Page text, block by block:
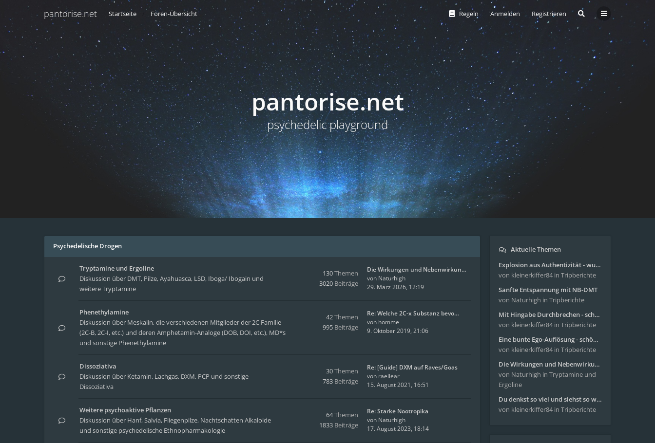
pantorise.net Regeln Anmelden Registrieren
Startseite Foren-Übersicht
pantorise.net
psychedelic playground
Psychedelische Drogen
Tryptamine und Ergoline
Diskussion über DMT, Pilze, Ayahuasca, LSD, Iboga/ Ibogain und
weitere Tryptamine
130Themen
3020 Beiträge
Die Wirkungen und Nebenwirkun…
von Naturhigh
29. März 2026, 12:19
Phenethylamine
Diskussion über Meskalin, die verschiedenen Mitglieder der 2C Familie
(2C-B, 2C-I, etc.) und deren Amphetamin-Analoge (DOB, DOI, etc.), MD*s
und sonstige Phenethylamine
42Themen
995 Beiträge
Re: Welche 2C-x Substanz bevo…
von homme
9. Oktober 2019, 21:06
Dissoziativa
Diskussion über Ketamin, Lachgas, DXM, PCP und sonstige
Dissoziativa
30Themen
783 Beiträge
Re: [Guide] DXM auf Raves/Goas
von raellear
15. August 2021, 16:51
Weitere psychoaktive Pflanzen
Diskussion über Hanf, Salvia, Fliegenpilze, Nachtschatten Alkaloide
und sonstige psychedelische Ethnopharmakologie
64Themen
1833 Beiträge
Re: Starke Nootropika
von Naturhigh
17. August 2023, 18:14
Aktuelle Themen
Explosion aus Authentizität - wunderbare Reise mit 4g Pilze
von kleinerkiffer84 in Tripberichte
Sanfte Entspannung mit NB-DMT
von Naturhigh in Tripberichte
Mit Hingabe Durchbrechen - schöne Reise mit 4g Pilze
von kleinerkiffer84 in Tripberichte
Eine bunte Ego-Auflösung - schöne Reise mit 4-AcO-DMT
von kleinerkiffer84 in Tripberichte
Die Wirkungen und Nebenwirkungen von LSD
von Naturhigh in Tryptamine und
Ergoline
Du denkst so viel und siehst so wenig - wunderbare Reise mit 4g Pilze
von kleinerkiffer84 in Tripberichte